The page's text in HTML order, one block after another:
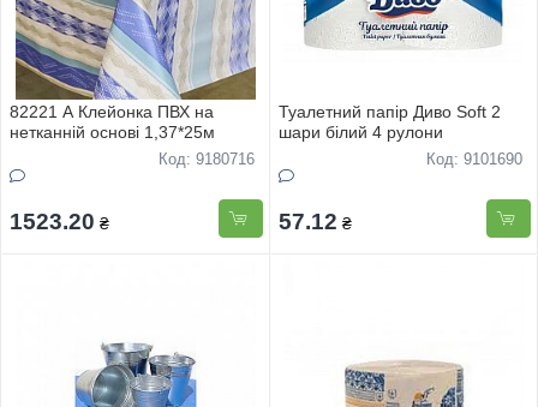
82221 A Клейонка ПВХ на
нетканнiй основi 1,37*25м
Код: 9180716
1523.20 ₴
Туалетний папір Диво Soft 2
шари білий 4 рулони
Код: 9101690
57.12 ₴